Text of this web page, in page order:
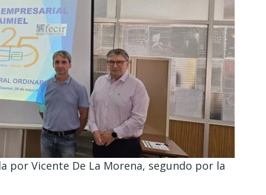
por Vicente De La Morena, segundo por la